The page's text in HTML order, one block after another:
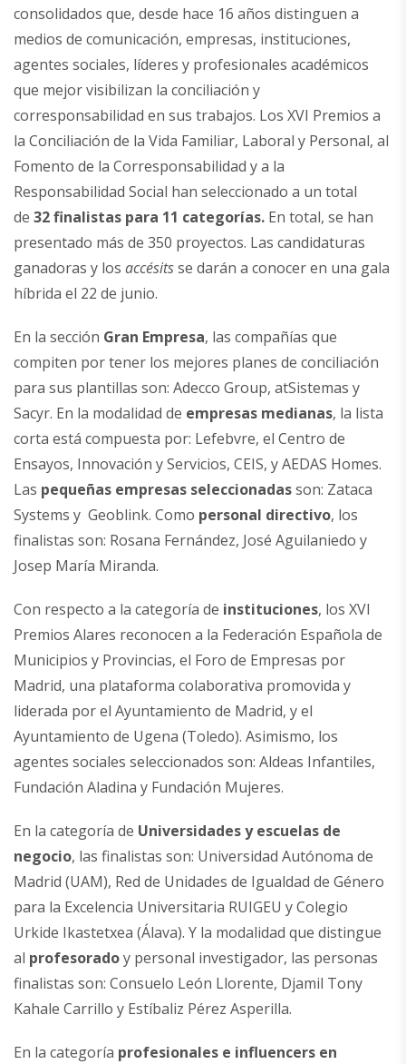
consolidados que, desde hace 16 años distinguen a
medios de comunicación, empresas, instituciones,
agentes sociales, líderes y profesionales académicos
que mejor visibilizan la conciliación y
corresponsabilidad en sus trabajos. Los XVI Premios a
la Conciliación de la Vida Familiar, Laboral y Personal, al
Fomento de la Corresponsabilidad y a la
Responsabilidad Social han seleccionado a un total
de 32 finalistas para 11 categorías. En total, se han
presentado más de 350 proyectos. Las candidaturas
ganadoras y los accésitsse darán a conocer en una gala
híbrida el 22 de junio.
En la sección Gran Empresa, las compañías que
compiten por tener los mejores planes de conciliación
para sus plantillas son: Adecco Group, atSistemas y
Sacyr. En la modalidad de empresas medianas, la lista
corta está compuesta por: Lefebvre, el Centro de
Ensayos, Innovación y Servicios, CEIS, y AEDAS Homes.
Las pequeñas empresas seleccionadasson: Zataca
Systems y Geoblink. Como personal directivo, los
finalistas son: Rosana Fernández, José Aguilaniedo y
Josep María Miranda.
Con respecto a la categoría de instituciones, los XVI
Premios Alares reconocen a la Federación Española de
Municipios y Provincias, el Foro de Empresas por
Madrid, una plataforma colaborativa promovida y
liderada por el Ayuntamiento de Madrid, y el
Ayuntamiento de Ugena (Toledo). Asimismo, los
agentes sociales seleccionados son: Aldeas Infantiles,
Fundación Aladina y Fundación Mujeres.
En la categoría de Universidades y escuelas de
negocio, las finalistas son: Universidad Autónoma de
Madrid (UAM), Red de Unidades de Igualdad de Género
para la Excelencia Universitaria RUIGEU y Colegio
Urkide Ikastetxea (Álava). Y la modalidad que distingue
al profesoradoy personal investigador, las personas
finalistas son: Consuelo León Llorente, Djamil Tony
Kahale Carrillo y Estíbaliz Pérez Asperilla.
En la categoría profesionales e influencers en